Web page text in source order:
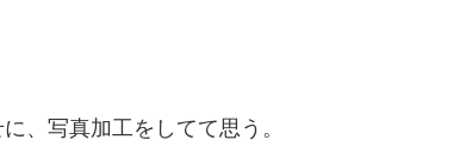
、写真加工をしてて思う。